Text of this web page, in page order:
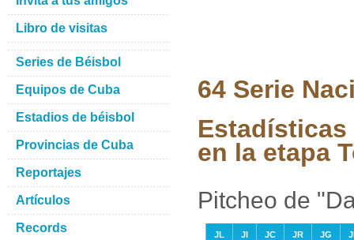
64 Serie
Estadísticas
en la etapa
Pitcheo de
JL JI JC JR JG
Libro de visitas
Series de Béisbol
Equipos de Cuba
Estadios de béisbol
Provincias de Cuba
Reportajes
Artículos
Records